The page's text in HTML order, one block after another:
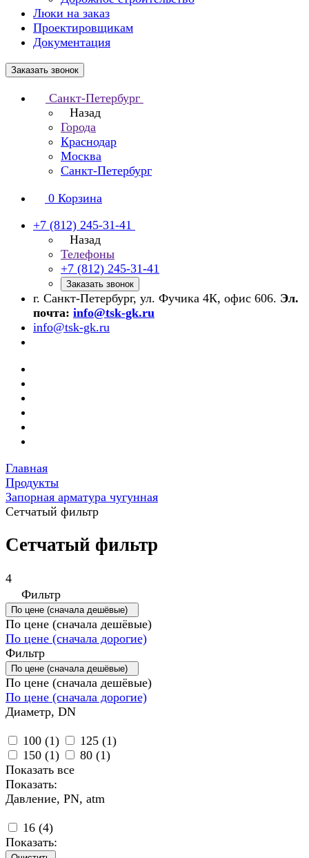
Люки на заказ
Проектировщикам
Документация
Заказать звонок
Санкт-Петербург
Назад
Города
Краснодар
Москва
Санкт-Петербург
0 Корзина
+7 (812) 245-31-41
Назад
Телефоны
+7 (812) 245-31-41
Заказать звонок
г. Санкт-Петербург, ул. Фучика 4К, офис 606. Эл.
почта: info@tsk-gk.ru
info@tsk-gk.ru
Главная
Продукты
Запорная арматура чугунная
Сетчатый фильтр
Сетчатый фильтр
4
Фильтр
По цене (сначала дешёвые)
По цене (сначала дешёвые)
По цене (сначала дорогие)
Фильтр
По цене (сначала дешёвые)
По цене (сначала дешёвые)
По цене (сначала дорогие)
Диаметр, DN
100 (1) 125 (1)
150 (1) 80 (1)
Показать все
Показать:
Давление, PN, atm
16 (4)
Показать: